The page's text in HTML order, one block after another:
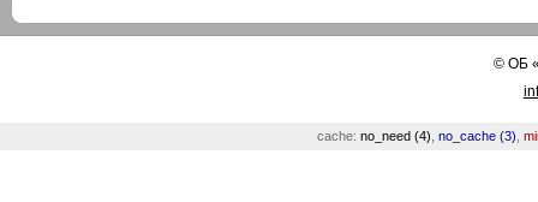
©ОБ
cache: no_need (4) no_cache (3)